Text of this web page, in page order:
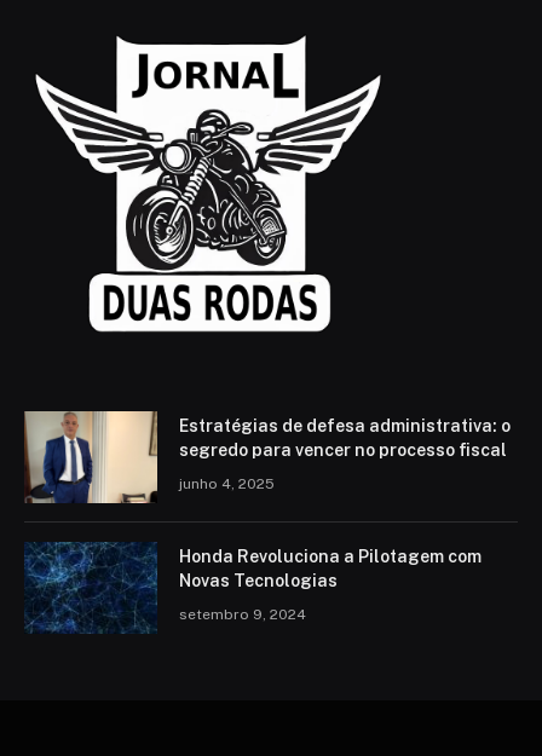
Estratégias de defesa administrativa: o
segredo para vencer no processo fiscal
junho 4, 2025
Honda Revoluciona a Pilotagem com
Novas Tecnologias
setembro 9, 2024